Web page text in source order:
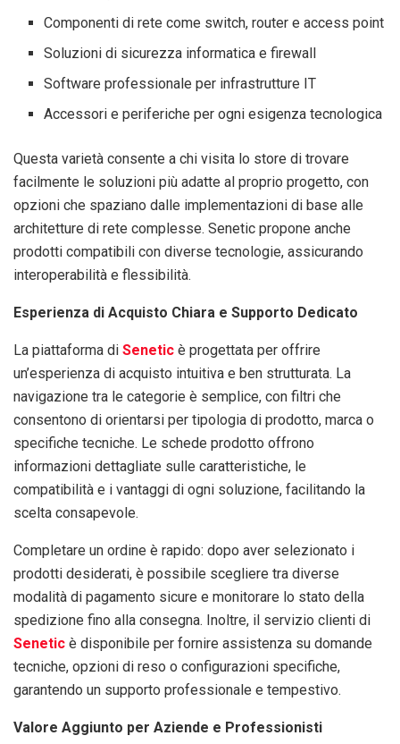
Componenti di rete come switch, router e access point
Soluzioni di sicurezza informatica e firewall
Software professionale per infrastrutture IT
Accessori e periferiche per ogni esigenza tecnologica
Questa varietà consente a chi visita lo store di trovare
facilmente le soluzioni più adatte al proprio progetto, con
opzioni che spaziano dalle implementazioni di base alle
architetture di rete complesse. Senetic propone anche
prodotti compatibili con diverse tecnologie, assicurando
interoperabilità e flessibilità.
Esperienza di Acquisto Chiara e Supporto Dedicato
La piattaforma di Senetic è progettata per offrire
un’esperienza di acquisto intuitiva e ben strutturata. La
navigazione tra le categorie è semplice, con filtri che
consentono di orientarsi per tipologia di prodotto, marca o
specifiche tecniche. Le schede prodotto offrono
informazioni dettagliate sulle caratteristiche, le
compatibilità e i vantaggi di ogni soluzione, facilitando la
scelta consapevole.
Completare un ordine è rapido: dopo aver selezionato i
prodotti desiderati, è possibile scegliere tra diverse
modalità di pagamento sicure e monitorare lo stato della
spedizione fino alla consegna. Inoltre, il servizio clienti di
Senetic è disponibile per fornire assistenza su domande
tecniche, opzioni di reso o configurazioni specifiche,
garantendo un supporto professionale e tempestivo.
Valore Aggiunto per Aziende e Professionisti